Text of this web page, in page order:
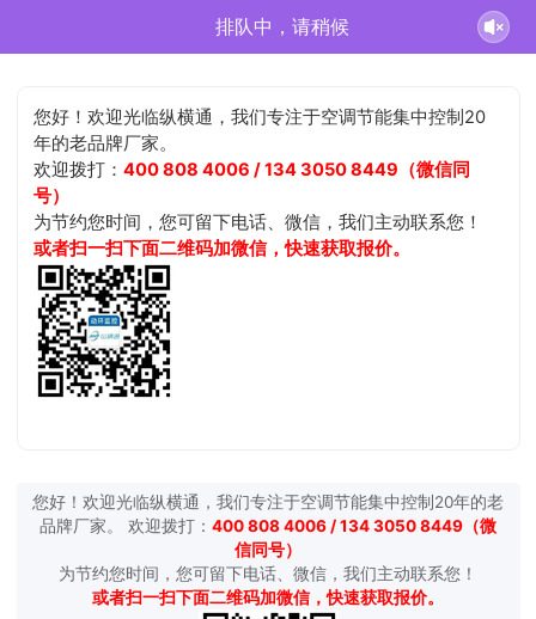
排队中，请稍候
您好！欢迎光临纵横通，我们专注于空调节能集中控制20
年的老品牌厂家。
欢迎拨打：400 808 4006 / 134 3050 8449（微信同
号）
为节约您时间，您可留下电话、微信，我们主动联系您！
或者扫一扫下面二维码加微信，快速获取报价。
您好！欢迎光临纵横通，我们专注于空调节能集中控制20年的老
品牌厂家。 欢迎拨打： 400 808 4006 / 134 3050 8449（微
信同号）
为节约您时间，您可留下电话、微信，我们主动联系您！
或者扫一扫下面二维码加微信，快速获取报价。